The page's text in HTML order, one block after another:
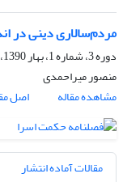
مردم‌سالاری دینی در
دوره 3، شماره 1، بهار 1390، صفحه
منصور میراحمدی
مشاهده مقاله
اصل
مقالات آماده انتشار